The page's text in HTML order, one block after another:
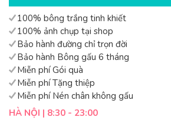
100% bông trắng tinh khiết
100% ảnh chụp tại shop
Bảo hành đường chỉ trọn đời
Bảo hành Bông gấu 6 tháng
Miễn phí Gói quà
Miễn phí Tặng thiệp
Miễn phí Nén chân không gấu
HÀ NỘI | 8:30 - 23:00